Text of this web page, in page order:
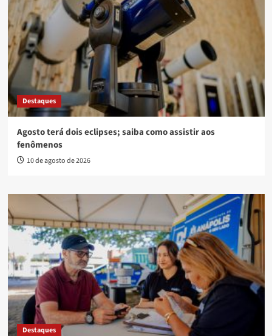
Destaques
Agosto terá dois eclipses; saiba como assistir aos
fenômenos
10 de agosto de 2026
Destaques